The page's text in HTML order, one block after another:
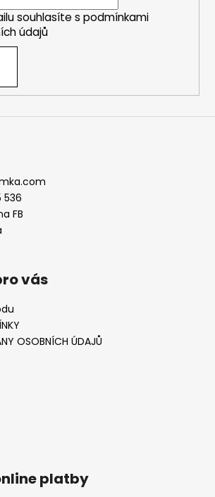
souhlasíte s podmínkami
údajů
536
FB
vás
OSOBNÍCH ÚDAJŮ
platby